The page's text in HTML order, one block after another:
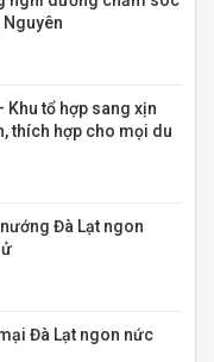
Khu tổ hợp sang xịn
thích hợp cho mọi du
Đà Lạt ngon
Đà Lạt ngon nức